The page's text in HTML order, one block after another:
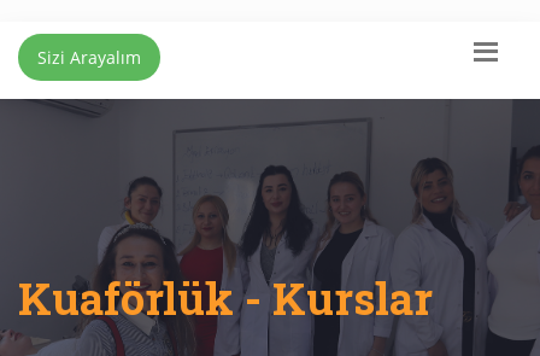
Sizi Arayalım
Kuaförlük - Kurslar